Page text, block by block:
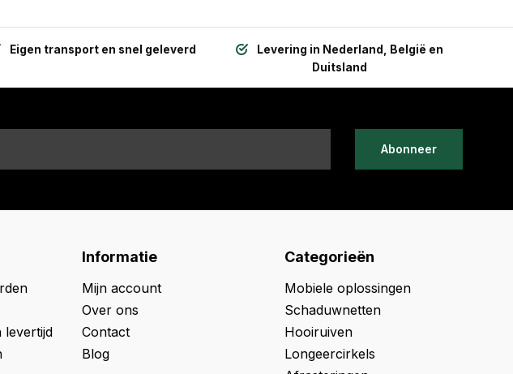
Eigen transport en snel geleverd
Levering in Nederland, België en
Duitsland
Abonneer
levertijd
Informatie
Mijn account
Over ons
Contact
Blog
Categorieën
Mobiele oplossingen
Schaduwnetten
Hooiruiven
Longeercirkels